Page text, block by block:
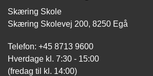
Skæring Skole
Skæring Skolevej 200, 8250 Egå
Telefon: +45 8713 9600
Hverdage kl. 7:30 - 15:00
(fredag til kl. 14:00)